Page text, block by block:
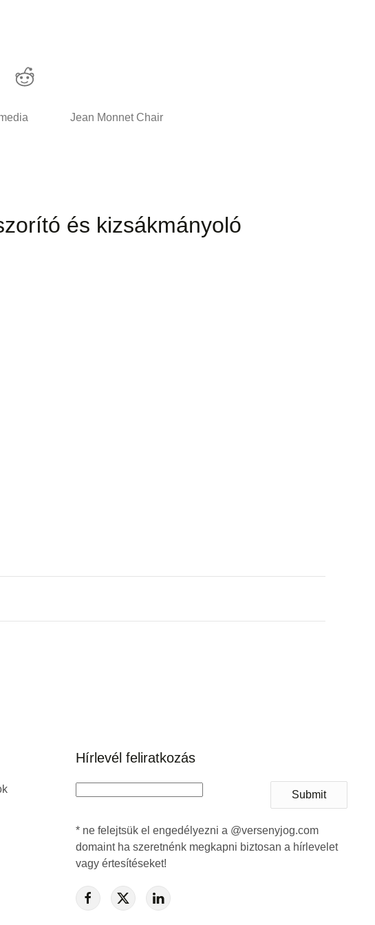
Jean Monnet Chair
és kizsákmányoló
Hírlevél feliratkozás
Submit
* ne felejtsük el engedélyezni a @versenyjog.com
domaint ha szeretnénk megkapni biztosan a hírlevelet
vagy értesítéseket!